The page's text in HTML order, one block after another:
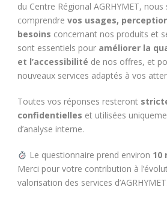
du Centre Régional AGRHYMET,
comprendre vos usages,
besoins concernant nos produits et
sont essentiels pour améliorer la
et l’accessibilité de nos offres, et
nouveaux services adaptés à vos
Toutes vos réponses resteront
confidentielles et utilisées
d’analyse interne.
Le questionnaire prend environ 10
Merci pour votre contribution à
valorisation des services d’AGRHYMET.